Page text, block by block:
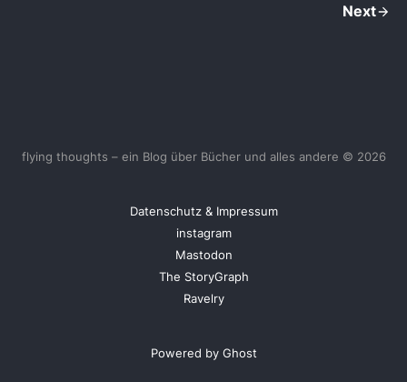
Next
flying thoughts – ein Blog über Bücher und alles andere © 2026
Datenschutz & Impressum
instagram
Mastodon
The StoryGraph
Ravelry
Powered by Ghost